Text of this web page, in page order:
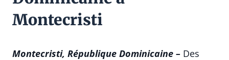
Montecristi
Montecristi, République Dominicaine – Des